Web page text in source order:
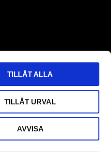
TILLÅT ALLA
TILLÅT URVAL
AVVISA